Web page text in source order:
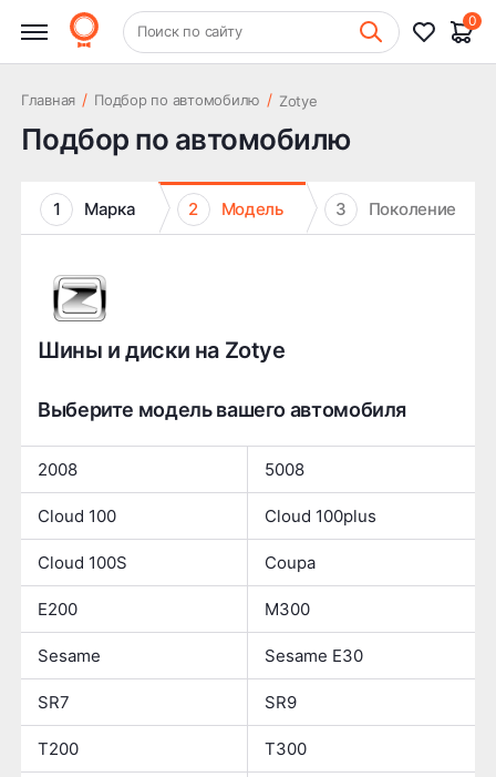
+7 (831) 261-35-35 Шиномонтаж
Поиск по сайту
0
Главная / Подбор по автомобилю / Zotye
Подбор по автомобилю
1 Марка 2 Модель 3 Поколение
Шины и диски на Zotye
Выберите модель вашего автомобиля
2008 5008
Cloud 100 Cloud 100plus
Cloud 100S Coupa
E200 M300
Sesame Sesame E30
SR7 SR9
T200 T300